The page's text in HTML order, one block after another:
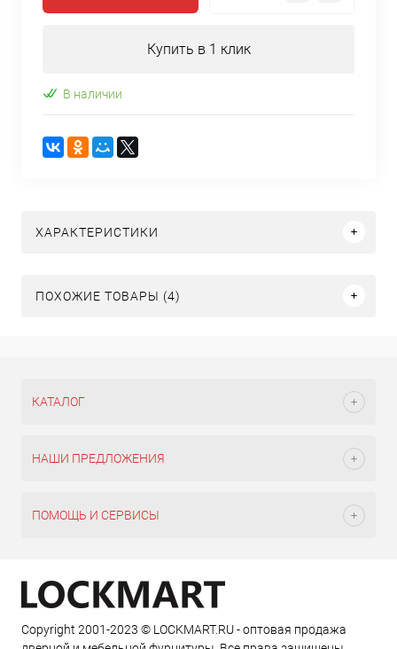
Купить в 1 клик
В наличии
ХАРАКТЕРИСТИКИ
ПОХОЖИЕ ТОВАРЫ (4)
КАТАЛОГ
НАШИ ПРЕДЛОЖЕНИЯ
ПОМОЩЬ И СЕРВИСЫ
Copyright 2001-2023 © LOCKMART.RU - оптовая продажа